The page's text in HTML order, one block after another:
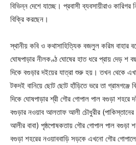
বিভিন্ন দেশে যাচ্ছে। প্রবাসী ব্যবসায়ীরাও কারিগর
বিক্রি করছেন।
স্থানীয় কবি ও কথাসাহিত্যিক বজলুল করিম বাহার
ঘোষপাড়ার নীলকণ্ঠ ঘোষের হাত ধরে প্রায় দেড়
দিকে বগুড়ার দইয়ের যাত্রা শুরু হয়। তখন থেকে
টকদই বানিয়ে ছোট ছোট হাঁড়িতে ভরে তা
দিকে ঘোষপাড়ার শ্রী গৌর গোপাল পাল বগুড়া
বগুড়ার নওয়াব আলতাফ আলী চৌধুরীর (পাকিস্তানের
আলীর বাবা) পৃষ্ঠপোষকতায় গৌর গোপাল পাল বগুড়া
বগুড়া শহরের নওয়াববাড়ি সড়কে এখনো গৌর